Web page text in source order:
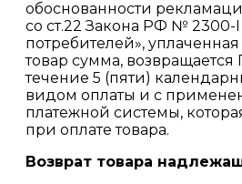
обоснованности
со ст.22 Закона РФ № 2300-
потребителей»,
товар сумма, возвращается
течение 5 (пяти)
видом оплаты и с
платежной системы,
при оплате товара.
Возврат товара